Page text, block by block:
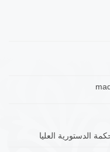
الدستورية العليا